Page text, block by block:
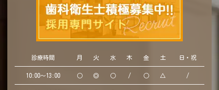
診療時間 月 火 水 木 金 土 日・祝
10:00～13:00 ○ ◎ ○ / ○ △ /